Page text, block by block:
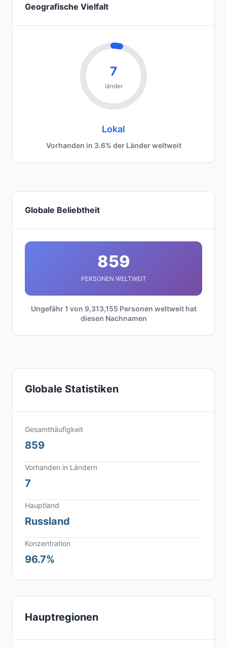
Geografische Vielfalt
7
länder
Lokal
Vorhanden in 3.6% der Länder weltweit
Globale Beliebtheit
859
PERSONEN WELTWEIT
Ungefähr 1 von 9,313,155 Personen weltweit hat
diesen Nachnamen
Globale Statistiken
Gesamthäufigkeit
859
Vorhanden in Ländern
7
Hauptland
Russland
Konzentration
96.7%
Hauptregionen